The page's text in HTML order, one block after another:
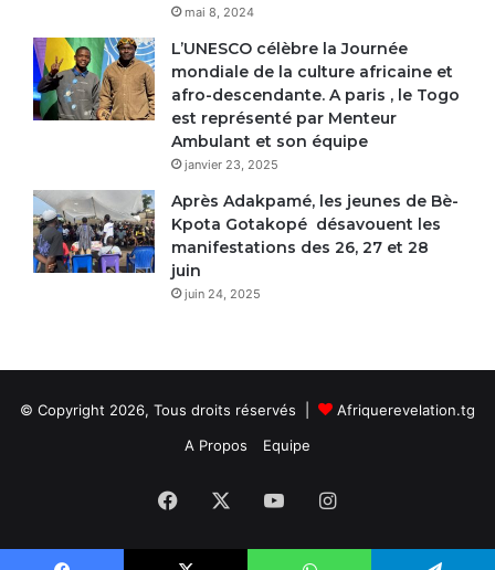
mai 8, 2024
L’UNESCO célèbre la Journée
mondiale de la culture africaine et
afro-descendante. A paris , le Togo
est représenté par Menteur
Ambulant et son équipe
janvier 23, 2025
Après Adakpamé, les jeunes de Bè-
Kpota Gotakopé désavouent les
manifestations des 26, 27 et 28
juin
juin 24, 2025
© Copyright 2026, Tous droits réservés |
Afriquerevelation.tg
A Propos
Equipe
Facebook YouTubeInstagram